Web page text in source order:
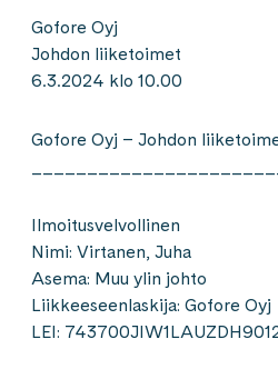
Gofore Oyj
Johdon liiketoimet
6.3.2024 klo 10.00
Gofore Oyj – Johdon
Ilmoitusvelvollinen
Nimi: Virtanen, Juha
Asema: Muu ylin johto
Liikkeeseenlaskija: Gofore Oyj
LEI: